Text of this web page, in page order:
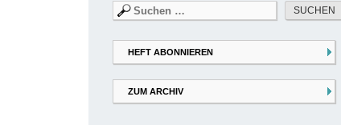
Suchen
nach:
HEFT ABONNIEREN
ZUM ARCHIV